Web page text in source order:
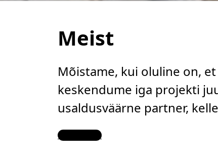
Meist
Mõistame, kui oluline on,
keskendume iga projekti
usaldusväärne partner,
Contact Us